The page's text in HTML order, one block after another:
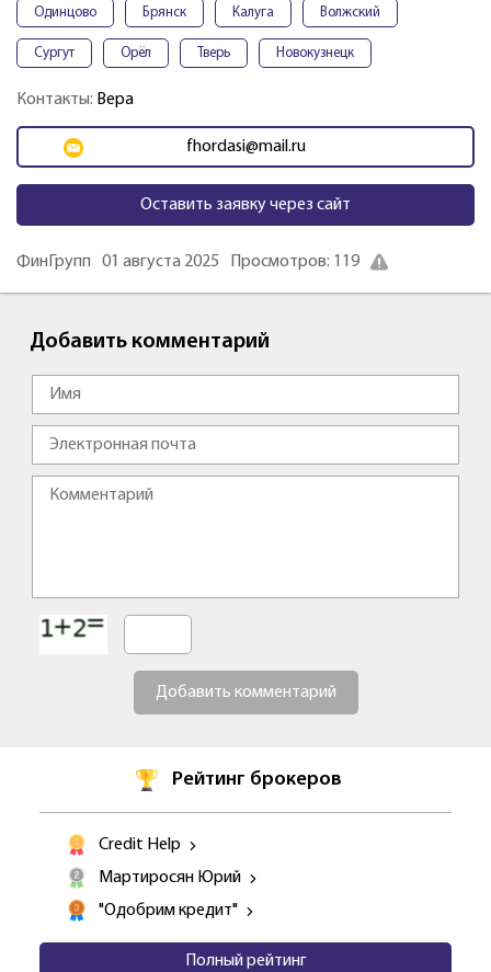
Одинцово Брянск Калуга Волжский
Сургут Орёл Тверь Новокузнецк
Контакты: Вера
fhordasi@mail.ru
Оставить заявку через сайт
ФинГрупп 01 августа 2025 Просмотров: 119
Добавить комментарий
Добавить комментарий
Рейтинг брокеров
Credit Help
Мартиросян Юрий
"Одобрим кредит"
Полный рейтинг